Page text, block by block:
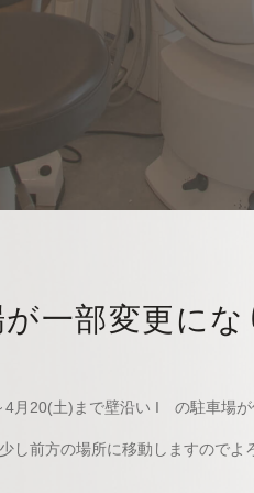
が一部変更に
4月20(土)まで壁沿い I の駐車場
し前方の場所に移動しますのでよ